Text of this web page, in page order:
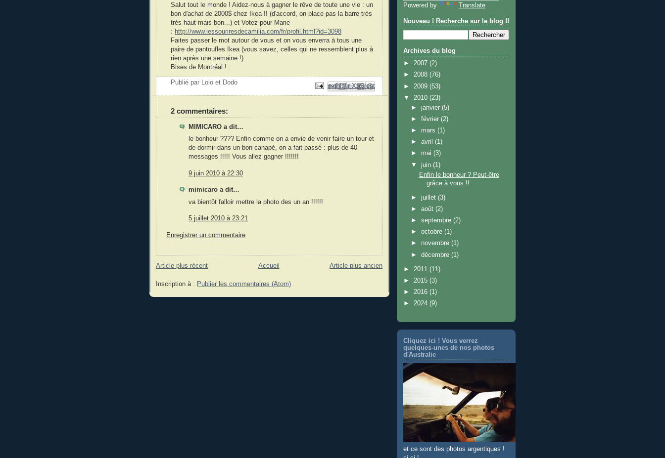
Salut tout le monde ! Aidez-nous à gagner le rêve de toute une vie : un
bon d'achat de 2000$ chez Ikea !! (d'accord, on place pas la barre très
très haut mais bon...) et Votez pour Marie
: http://www.lessouriresdecamilia.com/fr/profil.html?id=3098
Faites passer le mot autour de vous et on vous enverra à tous une
paire de pantoufles Ikea (vous savez, celles qui ne ressemblent plus à
rien après une semaine !)
Bises de Montréal !
Publié par Lolo et Dodo Envoyer par e-mail
BlogThis!
Partager sur X
Partager sur Facebook
Partager sur Pinterest
2 commentaires:
MIMICARO a dit…
le bonheur ???? Enfin comme on a envie de venir faire un tour et
de dormir dans un bon canapé, on a fait passé : plus de 40
messages !!!!! Vous allez gagner !!!!!!!
9 juin 2010 à 22:30
mimicaro a dit…
va bientôt falloir mettre la photo des un an !!!!!!
5 juillet 2010 à 23:21
Enregistrer un commentaire
Article plus récent Article plus ancien
Accueil
Inscription à : Publier les commentaires (Atom)
Powered by Translate
Nouveau ! Recherche sur le blog !!
Archives du blog
► 2007 (2)
► 2008 (76)
► 2009 (53)
▼ 2010 (23)
► janvier(5)
►février(2)
► mars(1)
►avril(1)
► mai(3)
▼ juin(1)
Enfin le bonheur ? Peut-être
grâce à vous !!
► juillet(3)
►août(2)
►septembre(2)
►octobre(1)
► novembre(1)
►décembre(1)
► 2011 (11)
► 2015 (3)
► 2016 (1)
► 2024 (9)
Cliquez ici ! Vous verrez
quelques-unes de nos photos
d'Australie
et ce sont des photos argentiques !